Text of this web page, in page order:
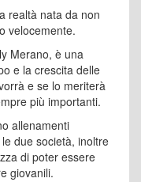
realtà nata da non
velocemente.
Merano, è una
e la crescita delle
e se lo meriterà
più importanti.
allenamenti
due società, inoltre
di poter essere
giovanili.